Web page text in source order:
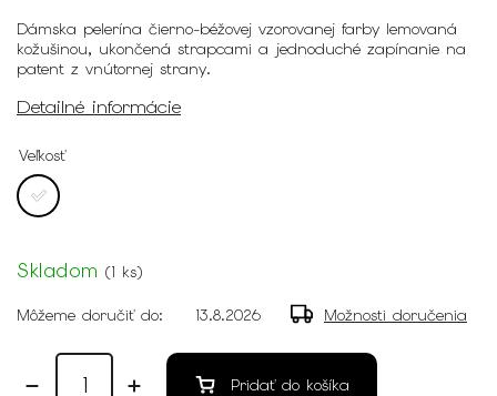
Dámska pelerína čierno-béžovej vzorovanej farby lemovaná
kožušinou, ukončená strapcami a jednoduché zapínanie na
patent z vnútornej strany.
Detailné informácie
Veľkosť
Skladom (1 ks)
Môžeme doručiť do: 13.8.2026 Možnosti doručenia
Pridať do košíka